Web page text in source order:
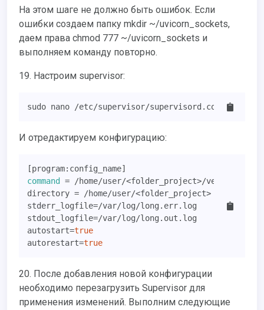
На этом шаге не должно быть ошибок. Если
ошибки создаем папку mkdir ~/uvicorn_sockets,
даем права chmod 777 ~/uvicorn_sockets и
выполняем команду повторно.
19. Настроим supervisor:
sudo nano /etc/supervisor/supervisord.conf
И отредактируем конфигурацию:
command
= /home/user/<folder_project>/venv/bin/
directory = /home/user/<folder_project>
stderr_logfile=/var/log/long.err.log
stdout_logfile=/var/log/long.out.log
autostart=true
autorestart=true
20. После добавления новой конфигурации
необходимо перезагрузить Supervisor для
применения изменений. Выполним следующие